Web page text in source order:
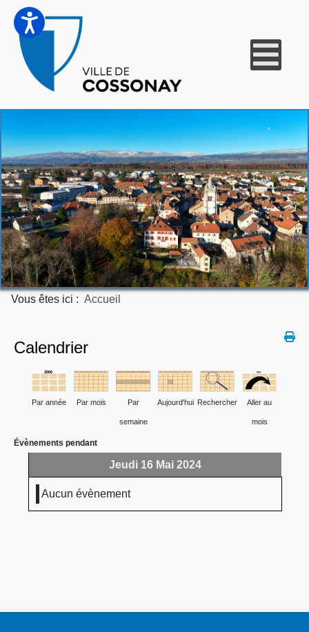
Vous êtes ici : Accueil
Calendrier
Par année Par mois Par
semaine
Aujourd'hui Rechercher Aller au
mois
Évènements pendant
Jeudi 16 Mai 2024
Aucun évènement